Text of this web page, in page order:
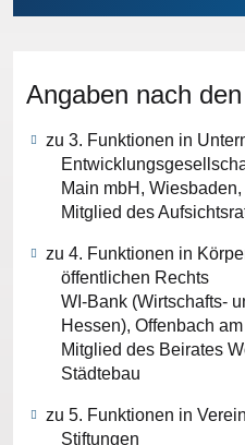
Angaben nach
zu 3. Funktionen in
Main mbH, Wiesbaden,
Mitglied des
zu 4. Funktionen in
öffentlichen Rechts
WI-Bank (Wirtschafts-
Hessen), Offenbach
Mitglied des Beirates
Städtebau
zu 5. Funktionen in
Stiftungen